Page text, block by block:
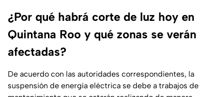
¿Por qué habrá corte de luz hoy en
Quintana Roo y qué zonas se verán
afectadas?
De acuerdo con las autoridades correspondientes, la
suspensión de energía eléctrica se debe a trabajos de